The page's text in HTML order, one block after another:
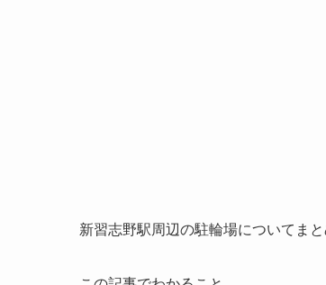
新習志野駅周辺の駐輪場についてまと